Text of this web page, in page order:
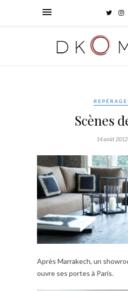
Scènes
14 août 2012
Après Marrakech, un
ouvre ses portes à Paris.